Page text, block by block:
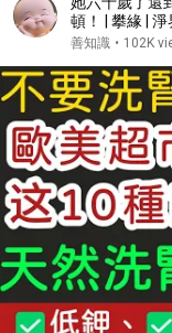
頓！ | 攀緣 |
量
善知識 • 102K